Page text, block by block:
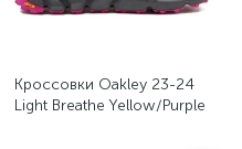
Кроссовки Oakley 23-24
Light Breathe Yellow/Purple